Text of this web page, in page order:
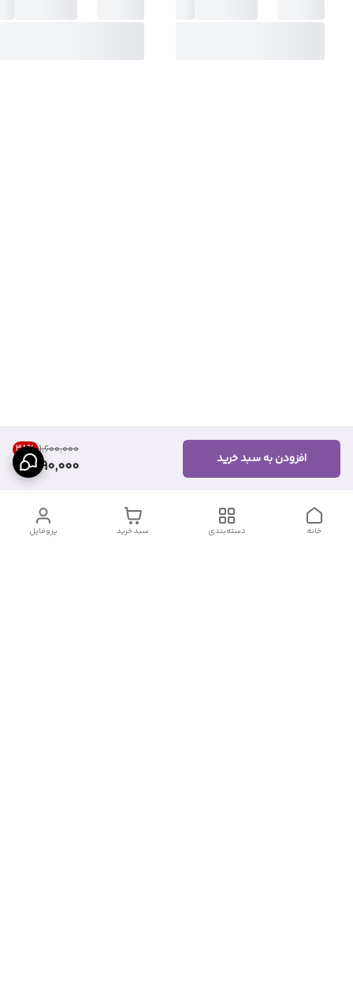
۱٬۶۰۰٬۰۰۰ 38%
990,000 افزودن به سبد خرید
پروفایل سبد خرید دسته‌بندی خانه